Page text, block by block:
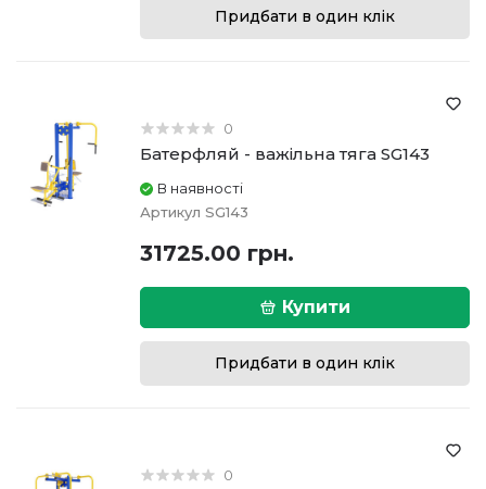
Придбати в один клік
0
Батерфляй - важільна тяга SG143
В наявності
Артикул SG143
31725.00 грн.
Купити
Придбати в один клік
0